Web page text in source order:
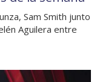
Sam Smith junto
Aguilera entre